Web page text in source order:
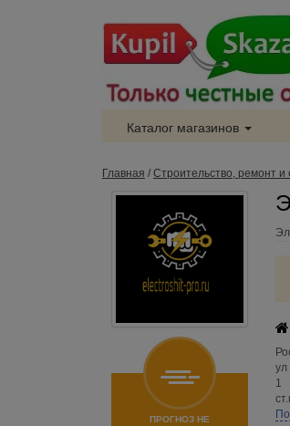
Каталог магазинов
Главная / Строительство, ремонт и
ПРОГНОЗ НЕ
ул
1